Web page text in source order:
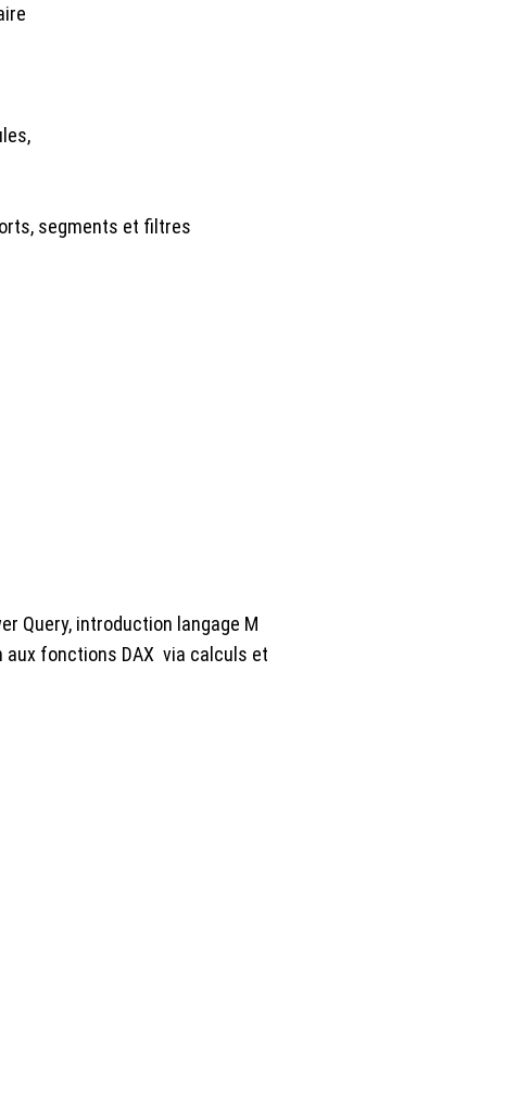
segments et filtres
Query, introduction langage M
aux fonctions DAX via calculs et